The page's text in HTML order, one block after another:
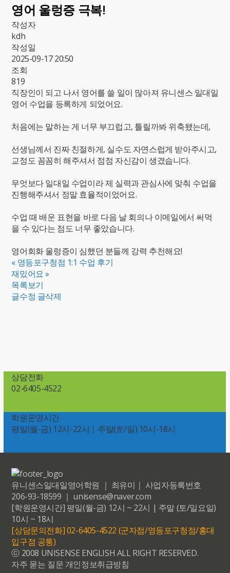
영어 울렁증 극복!
작성자
kdh
작성일
2025-09-17 20:50
조회
819
직장인이 되고 나서 영어를 쓸 일이 많아져 유니센스 일대일
영어 수업을 등록하게 되었어요.
처음에는 말하는 게 너무 부끄럽고, 틀릴까봐 위축됐는데,
선생님께서 진짜 친절하게, 실수도 자연스럽게 받아주시고,
교정도 꼼꼼히 해주셔서 점점 자신감이 생겼습니다.
무엇보다 일대일 수업이라 제 실력과 관심사에 맞춰 수업을
진행해주셔서 정말 효율적이었어요.
수업 때 배운 표현을 바로 다음 날 회의나 이메일에서 써먹
을 수 있다는 점도 너무 좋았습니다.
영어회화 울렁증이 심했던 분들께 강력 추천해요!
« 영등포구청점 1:1 수업 후기
재밌어요 »
목록보기
글수정 글삭제
상담전화
02-6405-4522
학원운영시간
평일(월-금) 12시-22시｜주말(토/일) 10시-18시
유니센스일대일영어학원 ｜ 최유미｜ 사업자등록번호
206-93-18599 ｜ unisense@naver.com
[학원운영시간] 평일(월-금) 12시 ~ 22시 | 주말 (토/일요일)
10시 ~ 18시
[상담문의전화] 02-6405-4522 (군자점/영등포구청점/홍대
입구점 공통)
ⓒ 2008 UNISENSE ENGLISH ALL RIGHT RESERVED.
자주 묻는 질문 개인정보취급방침